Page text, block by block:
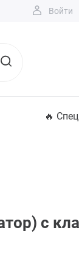
Войти
🔥
с